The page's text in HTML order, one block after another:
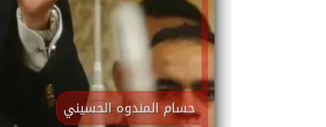
حسام المندوه الحسيني